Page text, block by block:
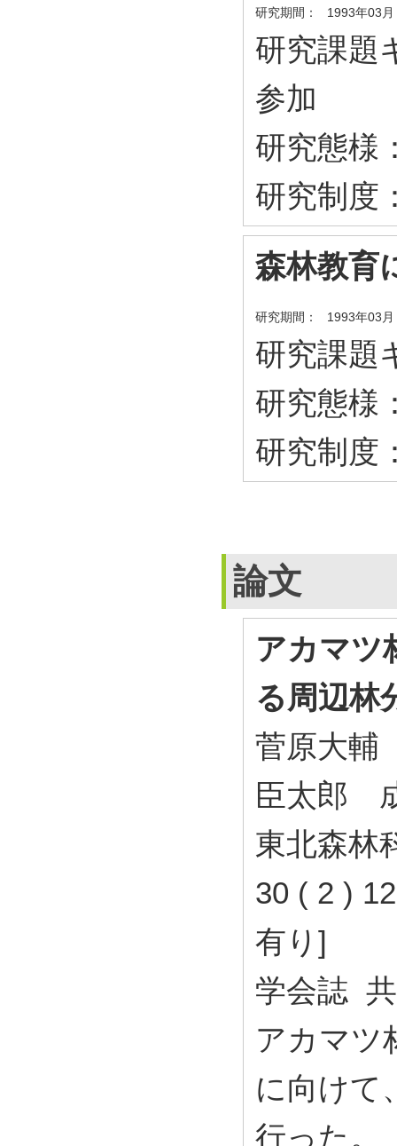
研究期間： 1993年03月
研究課題
参加
研究態様
研究制度
森林教育
研究期間： 1993年03月
研究課題
研究態様
研究制度
論文
アカマツ
る周辺林
菅原大
臣太郎
東北森林
30 ( 2 )
有り]
学会誌
アカマツ
に向けて
行った。